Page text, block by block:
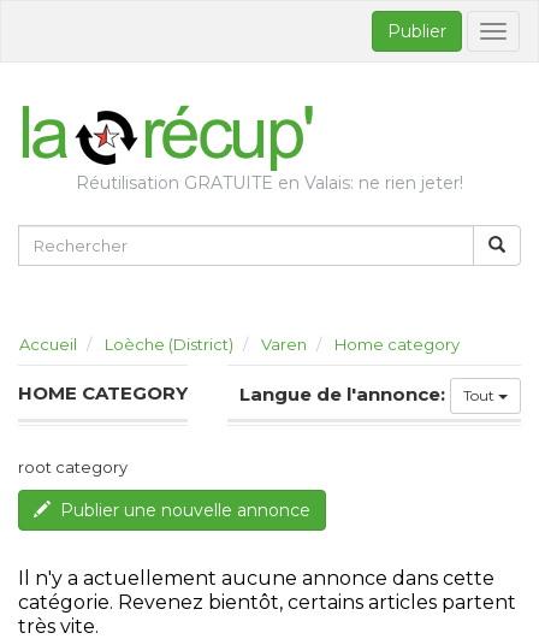
Publier
Réutilisation GRATUITE en Valais: ne rien jeter!
Accueil Loèche (District) Varen Home category
HOME CATEGORY Langue de l'annonce: Tout
root category
Publier une nouvelle annonce
Il n'y a actuellement aucune annonce dans cette
catégorie. Revenez bientôt, certains articles partent
très vite.